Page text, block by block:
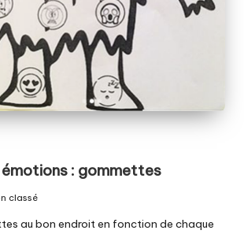
: gommettes
classé
au bon endroit en fonction de chaque